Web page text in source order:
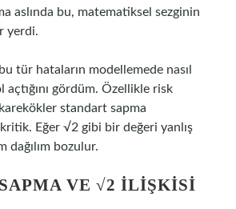
aslında bu, matematiksel sezginin
yerdi.
tür hataların modellemede nasıl
gördüm. Özellikle risk
standart sapma
Eğer √2 gibi bir değeri yanlış
dağılım bozulur.
VE √2 ILIŞKISI